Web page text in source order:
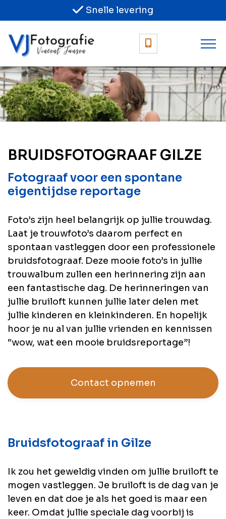
Snelle levering
BRUIDSFOTOGRAAF GILZE
Fotograaf voor een spontane
eigentijdse reportage
Foto’s zijn heel belangrijk op jullie trouwdag.
Laat je trouwfoto’s daarom perfect en
spontaan vastleggen door een professionele
bruidsfotograaf. Deze mooie foto’s in jullie
trouwalbum zullen een herinnering zijn aan
een fantastische dag. De herinneringen van
jullie bruiloft kunnen jullie later delen met
jullie kinderen en kleinkinderen. En hopelijk
hoor je nu al van jullie vrienden en kennissen
“wow, wat een mooie bruidsreportage”!
Contact opnemen
Bruidsfotograaf in Gilze
Ik zou het geweldig vinden om jullie bruiloft te
mogen vastleggen. Je bruiloft is de dag van je
leven en dat doe je als het goed is maar een
keer. Omdat jullie speciale dag voorbij is